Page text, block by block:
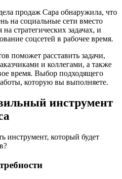
продаж Сара обнаружила, что
на социальные сети вместо
стратегических задачах, и
соцсетей в рабочее время.
поможет расставить задачи,
и коллегами, а также
время. Выбор подходящего
которую вы выполняете.
инструмент
инструмент, который будет